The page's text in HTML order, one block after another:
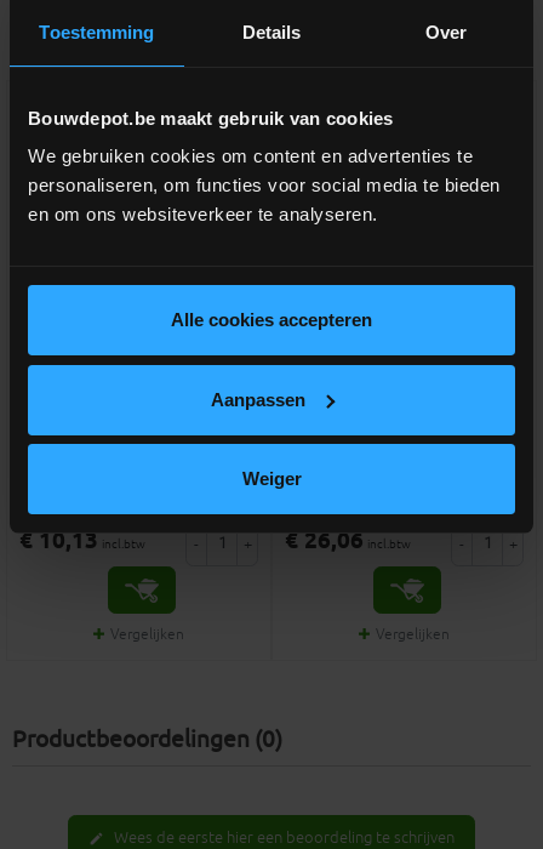
Toestemming Details Over
Bouwdepot.be maakt gebruik van cookies
We gebruiken cookies om content en advertenties te
personaliseren, om functies voor social media te bieden
en om ons websiteverkeer te analyseren.
Alle cookies accepteren
Aanpassen
Weiger
Muurbeugel voor tuinpoort
Meurbeugel voor tuinpoort
€ 10,13 incl.btw - +
Vergelijken
Vlechtband voor tuinpoort
Zichtremmer voor poorten
€ 26,06 incl.btw - +
Vergelijken
Productbeoordelingen (0)
edit Wees de eerste hier een beoordeling te schrijven